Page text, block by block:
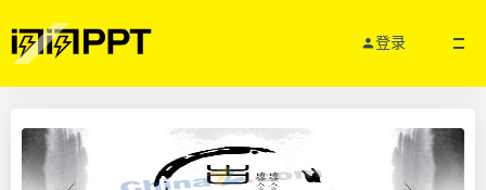
登录